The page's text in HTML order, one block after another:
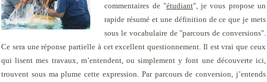
commentaires de "étudiant", je vous propose un
rapide résumé et une définition de ce que je mets
sous le vocabulaire de "parcours de conversions".
Ce sera une réponse partielle à cet excellent questionnement. Il est vrai que ceux
qui lisent mes travaux, m’entendent, ou simplement y font une découverte ici,
trouvent sous ma plume cette expression. Par parcours de conversion, j’entends